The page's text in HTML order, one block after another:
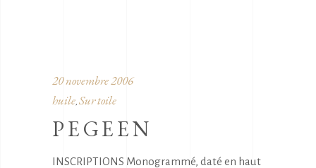
20 novembre 2006
huile Sur toile
PEGEEN
INSCRIPTIONS Monogrammé, daté en haut